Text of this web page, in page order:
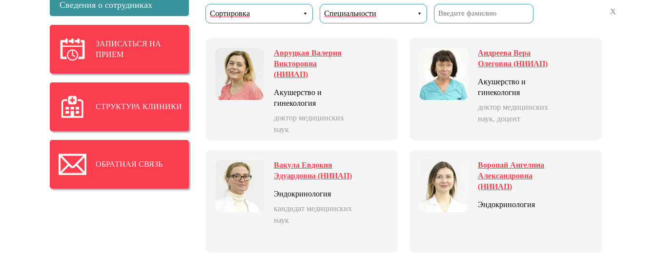
Сведения о сотрудниках
ЗАПИСАТЬСЯ НА
ПРИЕМ
СТРУКТУРА КЛИНИКИ
ОБРАТНАЯ СВЯЗЬ
Сортировка Специальности
Авруцкая Валерия
Викторовна
(НИИАП)
Акушерство и
гинекология
доктор медицинских
наук
Андреева Вера
Олеговна (НИИАП)
Акушерство и
гинекология
доктор медицинских
наук, доцент
Вакула Евдокия
Эдуардовна (НИИАП)
Эндокринология
кандидат медицинских
наук
Воропай Ангелина
Александровна
(НИИАП)
Эндокринология